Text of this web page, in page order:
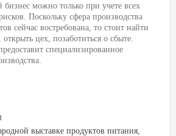
бизнес можно только при учете всех
Поскольку сфера производства
сейчас востребована, то стоит найти
цех, позаботиться о сбыте.
специализированное
выставке продуктов питания,